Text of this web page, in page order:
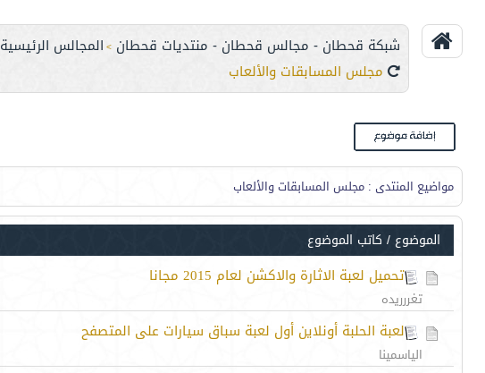
شبكة قحطان - مجالس قحطان - منتديات قحطان > المجالس الرئيسية
مجلس المسابقات والألعاب
مواضيع المنتدى : مجلس المسابقات والألعاب
الموضوع / كاتب الموضوع
تحميل لعبة الاثارة والاكشن لعام 2015 مجانا
تغررريده
لعبة الحلبة أونلاين أول لعبة سباق سيارات على المتصفح
الياسمينا